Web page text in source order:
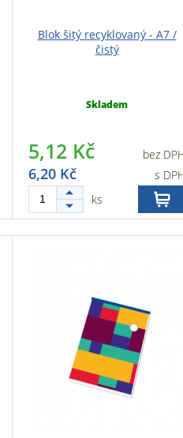
Blok šitý recyklovaný - A7 /
čistý
Skladem
5,12 Kč bez
6,20 Kč
s
ks